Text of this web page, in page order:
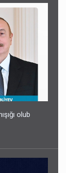
olub